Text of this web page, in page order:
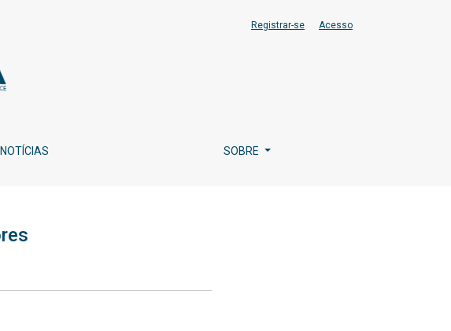
NOTÍCIAS SOBRE
Registrar-se Acesso